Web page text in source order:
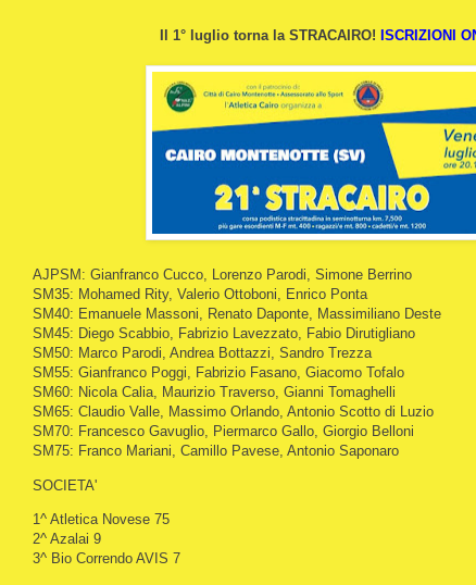
Il 1° luglio torna la STRACAIRO! ISCRIZIONI
AJPSM: Gianfranco Cucco, Lorenzo Parodi, Simone Berrino
SM35: Mohamed Rity, Valerio Ottoboni, Enrico Ponta
SM40: Emanuele Massoni, Renato Daponte, Massimiliano Deste
SM45: Diego Scabbio, Fabrizio Lavezzato, Fabio Dirutigliano
SM50: Marco Parodi, Andrea Bottazzi, Sandro Trezza
SM55: Gianfranco Poggi, Fabrizio Fasano, Giacomo Tofalo
SM60: Nicola Calia, Maurizio Traverso, Gianni Tomaghelli
SM65: Claudio Valle, Massimo Orlando, Antonio Scotto di Luzio
SM70: Francesco Gavuglio, Piermarco Gallo, Giorgio Belloni
SM75: Franco Mariani, Camillo Pavese, Antonio Saponaro
SOCIETA'
1^ Atletica Novese 75
2^ Azalai 9
3^ Bio Correndo AVIS 7